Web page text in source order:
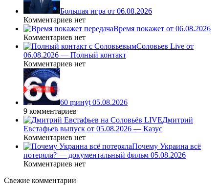
Большая игра от 06.08.2026
Комментариев нет
Время покажет от 06.08.2026
Комментариев нет
Соловьев Live от
06.08.2026 — Полный контакт
Комментариев нет
60 ṃинẏƫ 05.08.2026
9 комментариев
Дмитрий
Евстафьев выпуск от 05.08.2026 — Казус
Комментариев нет
Почему Украина всё
потеряла? — документальный фильм 05.08.2026
Комментариев нет
Свежие комментарии